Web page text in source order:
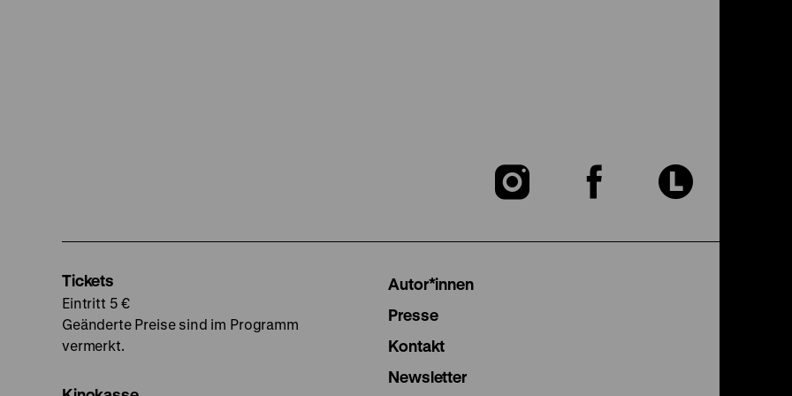
Zu
Zu
Zu
Tickets
Eintritt 5 €
Geänderte Preise sind im Programm
vermerkt.
Autor*innen
Presse
Kontakt
Newsletter